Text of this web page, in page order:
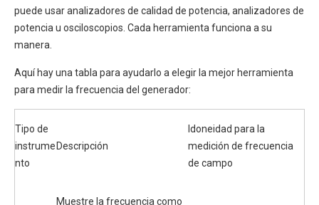
puede usar analizadores de calidad de potencia, analizadores de
potencia u osciloscopios. Cada herramienta funciona a su
manera.
Aquí hay una tabla para ayudarlo a elegir la mejor herramienta
para medir la frecuencia del generador:
Tipo de
instrume
nto
Descripción
Idoneidad para la
medición de frecuencia
de campo
Muestre la frecuencia como